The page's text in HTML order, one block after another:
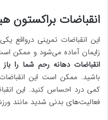
انقباضات براکستون
این انقباضات تمرینی درواقع
زایمان آماده می‌شود و ممکن
انقباضات دهانه رحم شما را
باشید. ممکن است این
کمی درد احساس کنید. این
فعالیت‌های بدنی شدید مانند